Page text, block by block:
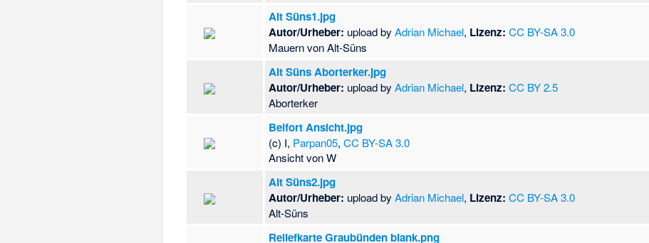
Alt Süns1.jpg
Autor/Urheber: upload byAdrian Michael, Lizenz: CC BY-SA 3.0
Mauern von Alt-Süns
Alt Süns Aborterker.jpg
Autor/Urheber: upload byAdrian Michael, Lizenz: CC BY 2.5
Aborterker
Belfort Ansicht.jpg
(c) I, Parpan05,CC BY-SA 3.0
Ansicht von W
Alt Süns2.jpg
Autor/Urheber: upload byAdrian Michael, Lizenz: CC BY-SA 3.0
Alt-Süns
Reliefkarte Graubünden blank.png